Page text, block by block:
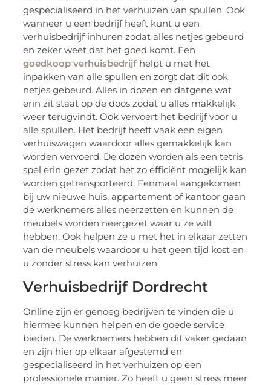
gespecialiseerd in het verhuizen van spullen. Ook
wanneer u een bedrijf heeft kunt u een
verhuisbedrijf inhuren zodat alles netjes gebeurd
en zeker weet dat het goed komt. Een
goedkoop verhuisbedrijf helpt u met het
inpakken van alle spullen en zorgt dat dit ook
netjes gebeurd. Alles in dozen en datgene wat
erin zit staat op de doos zodat u alles makkelijk
weer terugvindt. Ook vervoert het bedrijf voor u
alle spullen. Het bedrijf heeft vaak een eigen
verhuiswagen waardoor alles gemakkelijk kan
worden vervoerd. De dozen worden als een tetris
spel erin gezet zodat het zo efficiënt mogelijk kan
worden getransporteerd. Eenmaal aangekomen
bij uw nieuwe huis, appartement of kantoor gaan
de werknemers alles neerzetten en kunnen de
meubels worden neergezet waar u ze wilt
hebben. Ook helpen ze u met het in elkaar zetten
van de meubels waardoor u het geen tijd kost en
u zonder stress kan verhuizen.
Verhuisbedrijf Dordrecht
Online zijn er genoeg bedrijven te vinden die u
hiermee kunnen helpen en de goede service
bieden. De werknemers hebben dit vaker gedaan
en zijn hier op elkaar afgestemd en
gespecialiseerd in het verhuizen op een
professionele manier. Zo heeft u geen stress meer